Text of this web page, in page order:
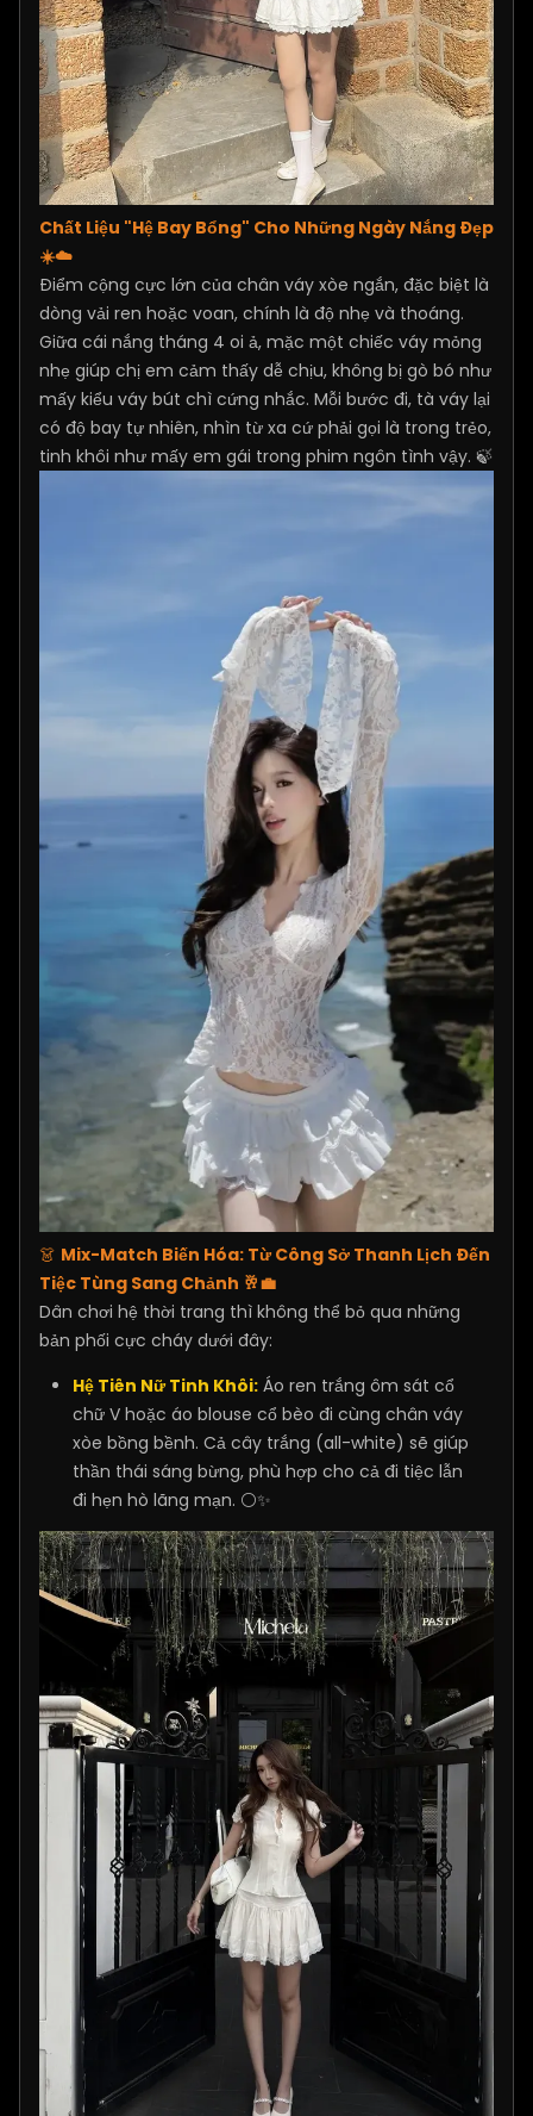
Chất Liệu "Hệ Bay Bổng" Cho Những Ngày Nắng Đẹp
☀️☁️
Điểm cộng cực lớn của chân váy xòe ngắn, đặc biệt là
dòng vải ren hoặc voan, chính là độ nhẹ và thoáng.
Giữa cái nắng tháng 4 oi ả, mặc một chiếc váy mỏng
nhẹ giúp chị em cảm thấy dễ chịu, không bị gò bó như
mấy kiểu váy bút chì cứng nhắc. Mỗi bước đi, tà váy lại
có độ bay tự nhiên, nhìn từ xa cứ phải gọi là trong trẻo,
tinh khôi như mấy em gái trong phim ngôn tình vậy. 🍃
👗 Mix-Match Biến Hóa: Từ Công Sở Thanh Lịch Đến
Tiệc Tùng Sang Chảnh 🥂💼
Dân chơi hệ thời trang thì không thể bỏ qua những
bản phối cực cháy dưới đây:
Hệ Tiên Nữ Tinh Khôi: Áo ren trắng ôm sát cổ
chữ V hoặc áo blouse cổ bèo đi cùng chân váy
xòe bồng bềnh. Cả cây trắng (all-white) sẽ giúp
thần thái sáng bừng, phù hợp cho cả đi tiệc lẫn
đi hẹn hò lãng mạn. ⚪✨